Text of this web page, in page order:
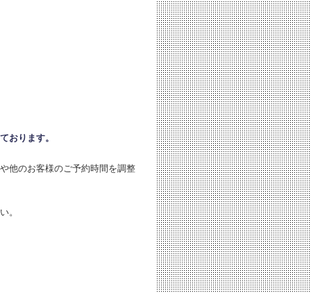
おります。
他のお客様のご予約時間を調整
。